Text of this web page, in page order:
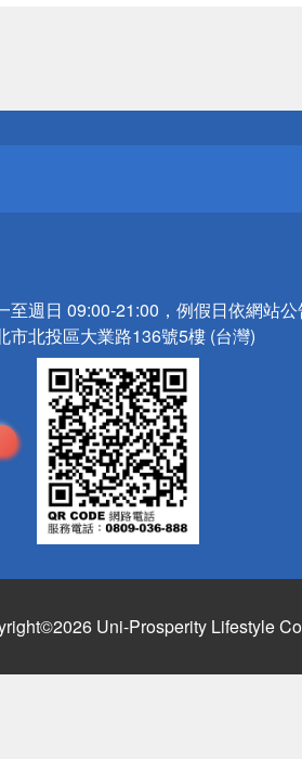
至週日 09:00-21:00，例假日依網站
市北投區大業路136號5樓 (台灣)
Uni-Prosperity Lifestyle